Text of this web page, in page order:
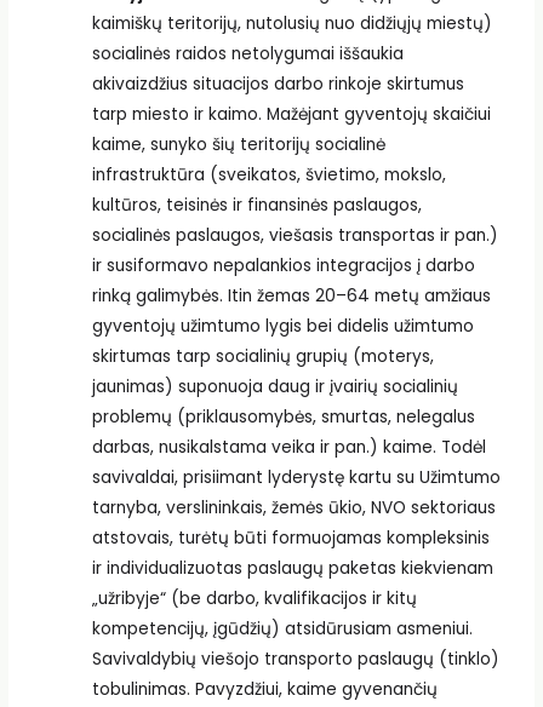
kaimiškų teritorijų, nutolusių nuo didžiųjų miestų)
socialinės raidos netolygumai iššaukia
akivaizdžius situacijos darbo rinkoje skirtumus
tarp miesto ir kaimo. Mažėjant gyventojų skaičiui
kaime, sunyko šių teritorijų socialinė
infrastruktūra (sveikatos, švietimo, mokslo,
kultūros, teisinės ir finansinės paslaugos,
socialinės paslaugos, viešasis transportas ir pan.)
ir susiformavo nepalankios integracijos į darbo
rinką galimybės. Itin žemas 20–64 metų amžiaus
gyventojų užimtumo lygis bei didelis užimtumo
skirtumas tarp socialinių grupių (moterys,
jaunimas) suponuoja daug ir įvairių socialinių
problemų (priklausomybės, smurtas, nelegalus
darbas, nusikalstama veika ir pan.) kaime. Todėl
savivaldai, prisiimant lyderystę kartu su Užimtumo
tarnyba, verslininkais, žemės ūkio, NVO sektoriaus
atstovais, turėtų būti formuojamas kompleksinis
ir individualizuotas paslaugų paketas kiekvienam
„užribyje“ (be darbo, kvalifikacijos ir kitų
kompetencijų, įgūdžių) atsidūrusiam asmeniui.
Savivaldybių viešojo transporto paslaugų (tinklo)
tobulinimas. Pavyzdžiui, kaime gyvenančių